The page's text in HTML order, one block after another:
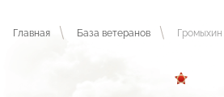
Главная База ветеранов